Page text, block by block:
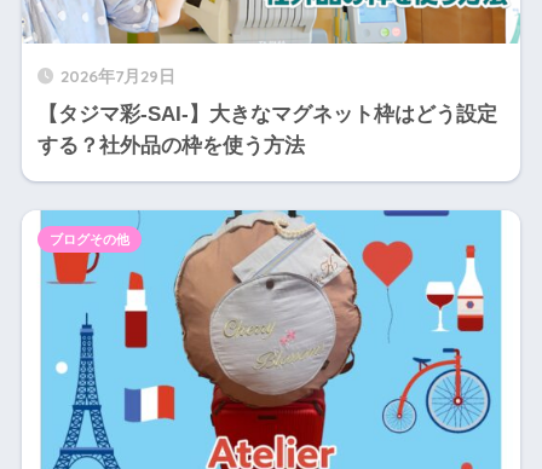
2026年7月29日
【タジマ彩-SAI-】大きなマグネット枠はどう設定
する？社外品の枠を使う方法
ブログその他